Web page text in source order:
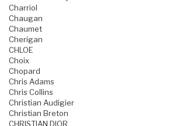
Charriol
Chaugan
Chaumet
Cherigan
CHLOE
Choix
Chopard
Chris Adams
Chris Collins
Christian Audigier
Christian Breton
CHRISTIAN DIOR